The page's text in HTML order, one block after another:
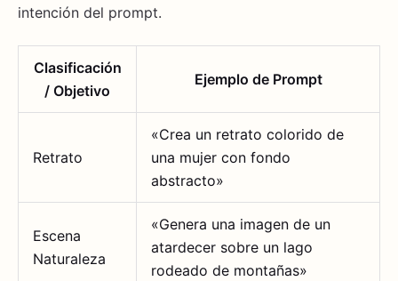
intención del prompt.
Clasificación
/ Objetivo
Ejemplo de Prompt
Retrato
«Crea un retrato colorido de
una mujer con fondo
abstracto»
Escena
Naturaleza
«Genera una imagen de un
atardecer sobre un lago
rodeado de montañas»